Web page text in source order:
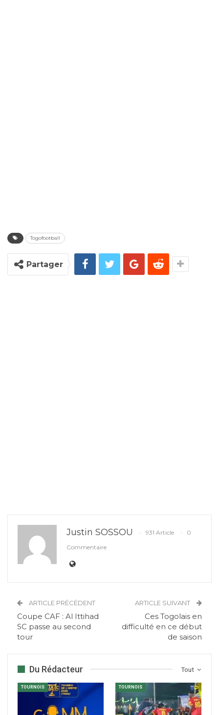
Togofootball
Partager
Justin SOSSOU 931 Article
0
Commentaire
ARTICLE PRÉCÉDENT
Coupe CAF : Al Ittihad
SC passe au second
tour
ARTICLE SUIVANT
Ces Togolais en
difficulté en ce début
de saison
Tout
Du Rédacteur
TOURNOIS TOURNOIS